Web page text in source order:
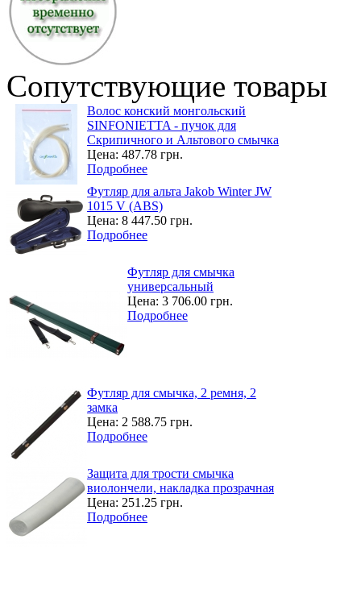
Сопутствующие товары
Волос конский монгольский
SINFONIETTA - пучок для
Скрипичного и Альтового смычка
Цена: 487.78 грн.
Подробнее
Футляр для альта Jakob Winter JW
1015 V (ABS)
Цена: 8 447.50 грн.
Подробнее
Футляр для смычка
универсальный
Цена: 3 706.00 грн.
Подробнее
Футляр для смычка, 2 ремня, 2
замка
Цена: 2 588.75 грн.
Подробнее
Защита для трости смычка
виолончели, накладка прозрачная
Цена: 251.25 грн.
Подробнее